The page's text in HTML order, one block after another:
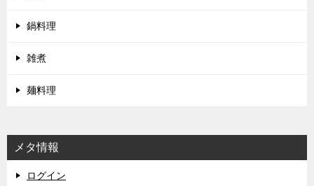
鍋料理
雑煮
麺料理
メタ情報
ログイン